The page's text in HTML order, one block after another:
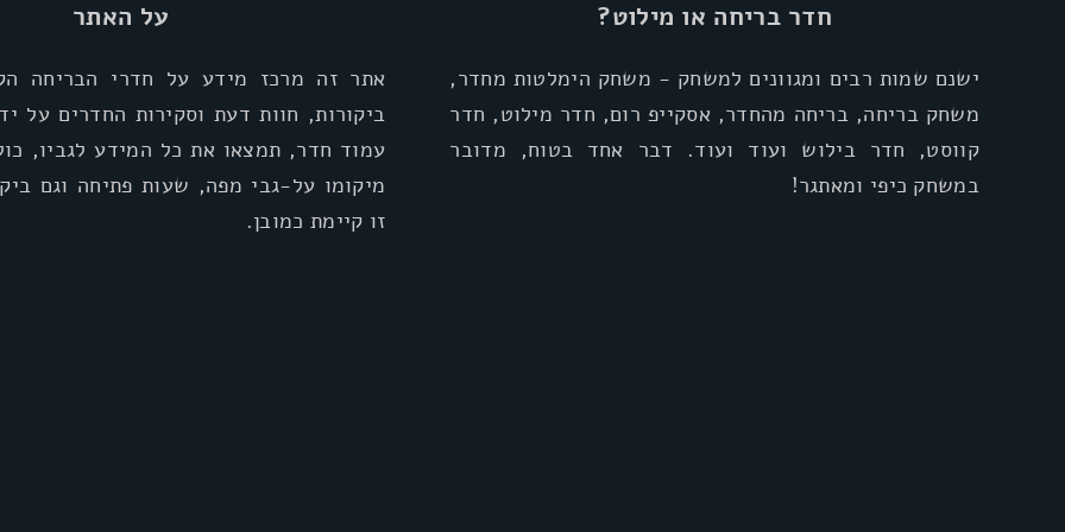
חדר בריחה או מילוט?
ישנם שמות רבים ומגוונים למשחק - משחק הימלטות מחדר,
משחק בריחה, בריחה מהחדר, אסקייפ רום, חדר מילוט, חדר
קווסט, חדר בילוש ועוד ועוד. דבר אחד בטוח, מדובר
במשחק כיפי ומאתגר!
על האתר
אתר זה מרכז מידע על חדרי הבריחה
ביקורות, חוות דעת וסקירות החדרים על
עמוד חדר, תמצאו את כל המידע לגביו,
מיקומו על-גבי מפה, שעות פתיחה וגם
זו קיימת כמובן.